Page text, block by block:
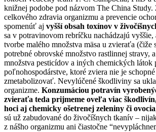
knižnej podobe pod názvom The China
celkového zdravia organizmu a prevencie
spomenúť aj vyšší obsah toxínov v
sa v potravinovom rebríčku nachádzajú
tvorbe malého množstva mäsa u zvieraťa (čiže
potrebné obrovské množstvo rastlinnej stravy,
množstva pesticídov a iných chemických látok
poľnohospodárstve, ktoré zviera nie je
zmetabolizovať. Nevylúčené škodliviny sa
organizme. Konzumáciou potravín
zvieraťa teda prijmeme oveľa viac
hoci aj chemicky ošetrenej zeleniny či ovocia
sú už zabudované do živočíšnych tkanív –
z nášho organizmu ani čiastočne